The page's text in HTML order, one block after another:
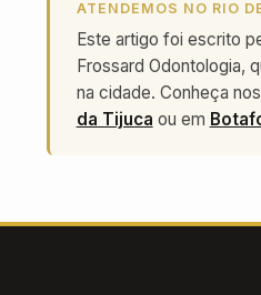
ATENDEMOS NO RIO
Este artigo foi escrito
Frossard Odontologia,
na cidade. Conheça
da Tijuca ou em